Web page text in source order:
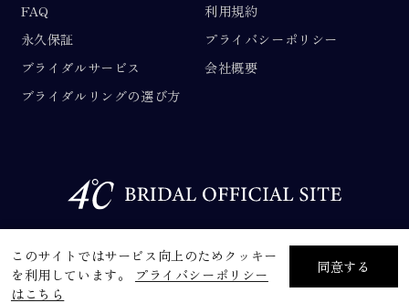
FAQ
永久保証
ブライダルサービス
ブライダルリングの選び方
利用規約
プライバシーポリシー
会社概要
このサイトではサービス向上のためクッキー
を利用しています。 プライバシーポリシー
はこちら
同意する